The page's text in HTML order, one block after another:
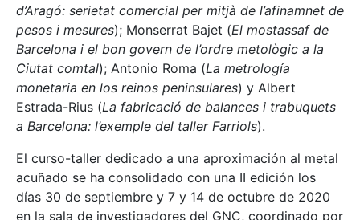
d’Aragó: serietat comercial per mitjà de l’afinamnet de
pesos i mesures); Monserrat Bajet (El mostassaf de
Barcelona i el bon govern de l’ordre metològic a la
Ciutat comtal); Antonio Roma (La metrología
monetaria en los reinos peninsulares) y Albert
Estrada-Rius (La fabricació de balances i trabuquets
a Barcelona: l’exemple del taller Farriols).
El curso-taller dedicado a una aproximación al metal
acuñado se ha consolidado con una II edición los
días 30 de septiembre y 7 y 14 de octubre de 2020
en la sala de investigadores del GNC, coordinado por